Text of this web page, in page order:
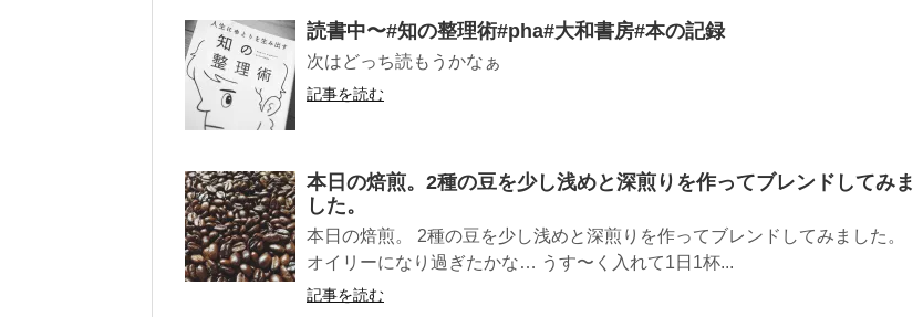
読書中〜#知の整理術#pha#大和書房#本の記録
次はどっち読もうかなぁ
記事を読む
本日の焙煎。2種の豆を少し浅めと深煎りを作ってブレンドしてみま
した。
本日の焙煎。 2種の豆を少し浅めと深煎りを作ってブレンドしてみました。
オイリーになり過ぎたかな… うす〜く入れて1日1杯...
記事を読む